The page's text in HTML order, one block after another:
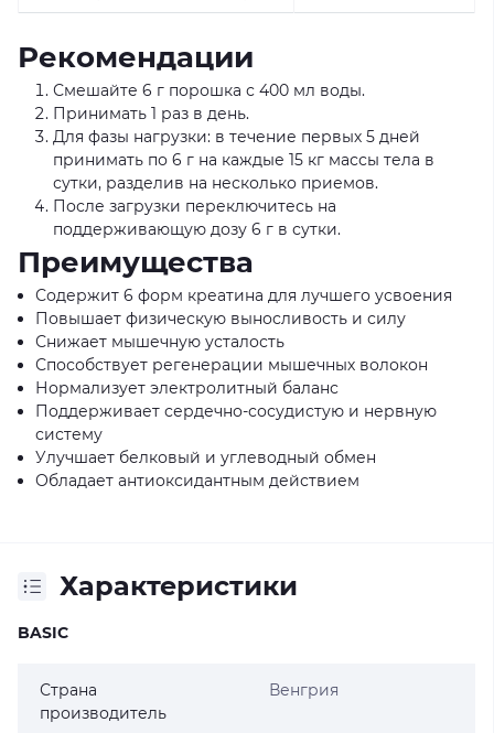
Рекомендации
Смешайте 6 г порошка с 400 мл воды.
Принимать 1 раз в день.
Для фазы нагрузки: в течение первых 5 дней
принимать по 6 г на каждые 15 кг массы тела в
сутки, разделив на несколько приемов.
После загрузки переключитесь на
поддерживающую дозу 6 г в сутки.
Преимущества
Содержит 6 форм креатина для лучшего усвоения
Повышает физическую выносливость и силу
Снижает мышечную усталость
Способствует регенерации мышечных волокон
Нормализует электролитный баланс
Поддерживает сердечно-сосудистую и нервную
систему
Улучшает белковый и углеводный обмен
Обладает антиоксидантным действием
Характеристики
BASIC
Страна
производитель
Венгрия